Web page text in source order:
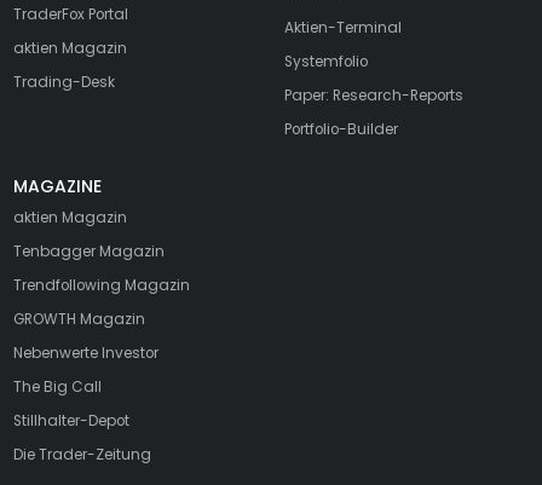
TraderFox Portal
aktien Magazin
Trading-Desk
Aktien-Terminal
Systemfolio
Paper: Research-Reports
Portfolio-Builder
MAGAZINE
aktien Magazin
Tenbagger Magazin
Trendfollowing Magazin
GROWTH Magazin
Nebenwerte Investor
The Big Call
Stillhalter-Depot
Die Trader-Zeitung